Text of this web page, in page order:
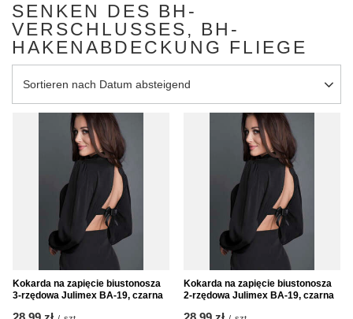
SENKEN DES BH-
VERSCHLUSSES, BH-
HAKENABDECKUNG FLIEGE
Sortierung ändern
Sortieren nach Datum absteigend
Kokarda na zapięcie biustonosza
3-rzędowa Julimex BA-19, czarna
Kokarda na zapięcie biustonosza
2-rzędowa Julimex BA-19, czarna